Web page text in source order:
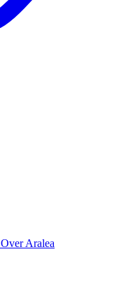
Over Aralea